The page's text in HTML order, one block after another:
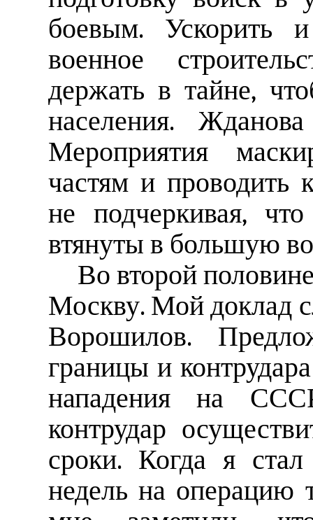
боевым. Ускорить
военное
держать в тайне,
населения.
Мероприятия
частям и проводить
не подчеркивая,
втянуты в большую
Во второй
Москву. Мой доклад
Ворошилов.
границы и
нападения на
контрудар
сроки. Когда я стал
недель на операцию